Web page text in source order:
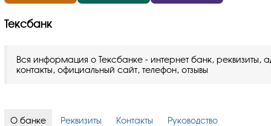
Тексбанк
Вся информация о Тексбанке - интернет банк, реквизиты,
контакты, официальный сайт, телефон, отзывы
О банке Реквизиты Контакты Руководство